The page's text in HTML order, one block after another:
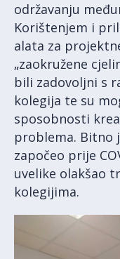
održavanju
Korištenjem i
alata za
„zaokružene
bili zadovoljni s
kolegija te su
sposobnosti
problema. Bitno
započeo prije
uvelike olakšao
kolegijima.